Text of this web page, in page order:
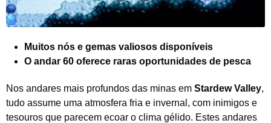
Muitos nós e gemas valiosos disponíveis
O andar 60 oferece raras oportunidades de pesca
Nos andares mais profundos das minas em Stardew Valley,
tudo assume uma atmosfera fria e invernal, com inimigos e
tesouros que parecem ecoar o clima gélido. Estes andares